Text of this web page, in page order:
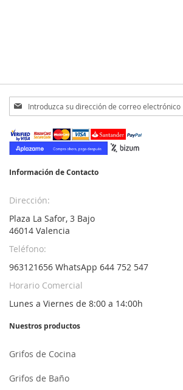
Inscríbase
a
nuestro
boletín
de
Información de Contacto
Dirección:
Plaza La Safor, 3 Bajo
46014 Valencia
Teléfono:
963121656 WhatsApp 644 752 547
Horario Comercial
Lunes a Viernes de 8:00 a 14:00h
Nuestros productos
Grifos de Cocina
Grifos de Baño